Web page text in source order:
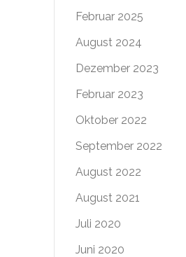
Februar 2025
August 2024
Dezember 2023
Februar 2023
Oktober 2022
September 2022
August 2022
August 2021
Juli 2020
Juni 2020